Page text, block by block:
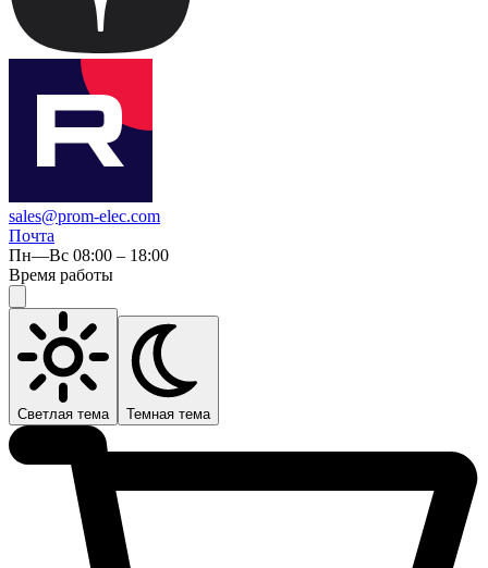
sales@prom-elec.com
Почта
Пн—Вс 08:00 – 18:00
Время работы
Светлая тема Темная тема